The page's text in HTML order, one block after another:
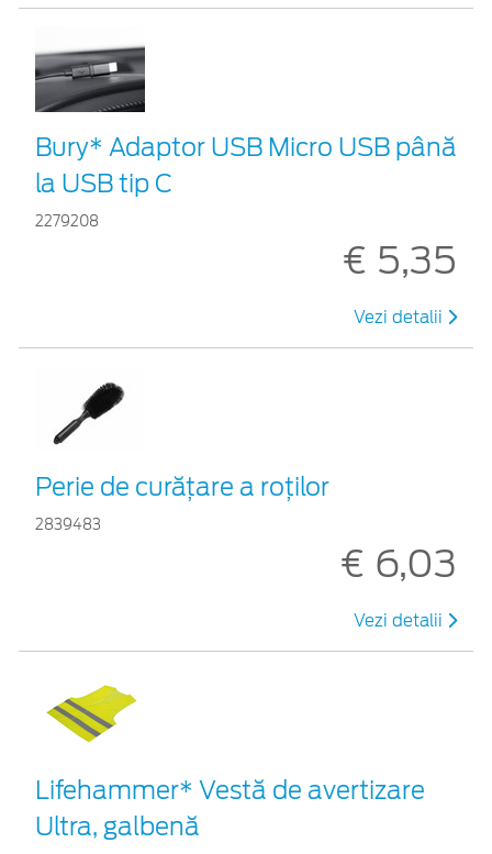
Bury* Adaptor USB Micro USB până
la USB tip C
2279208
€ 5,35
Vezi detalii
Perie de curățare a roților
2839483
€ 6,03
Vezi detalii
Lifehammer* Vestă de avertizare
Ultra, galbenă